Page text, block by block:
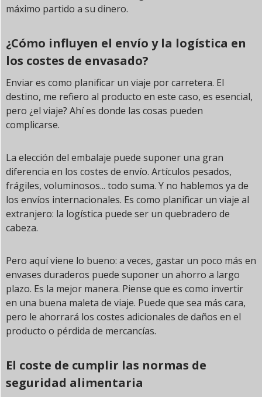
máximo partido a su dinero.
¿Cómo influyen el envío y la logística en
los costes de envasado?
Enviar es como planificar un viaje por carretera. El
destino, me refiero al producto en este caso, es esencial,
pero ¿el viaje? Ahí es donde las cosas pueden
complicarse.
La elección del embalaje puede suponer una gran
diferencia en los costes de envío. Artículos pesados,
frágiles, voluminosos... todo suma. Y no hablemos ya de
los envíos internacionales. Es como planificar un viaje al
extranjero: la logística puede ser un quebradero de
cabeza.
Pero aquí viene lo bueno: a veces, gastar un poco más en
envases duraderos puede suponer un ahorro a largo
plazo. Es la mejor manera. Piense que es como invertir
en una buena maleta de viaje. Puede que sea más cara,
pero le ahorrará los costes adicionales de daños en el
producto o pérdida de mercancías.
El coste de cumplir las normas de
seguridad alimentaria